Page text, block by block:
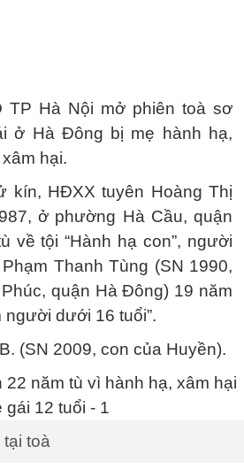
TP Hà Nội mở phiên toà sơ
ở Hà Đông bị mẹ hành hạ,
hại.
kín, HĐXX tuyên Hoàng Thị
ở phường Hà Cầu, quận
về tội “Hành hạ con”, người
Thanh Tùng (SN 1990,
quận Hà Đông) 19 năm
người dưới 16 tuổi”.
(SN 2009, con của Huyền).
toà